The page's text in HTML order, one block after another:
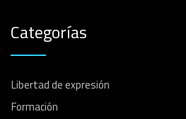
Categorías
Libertad de expresión
Formación